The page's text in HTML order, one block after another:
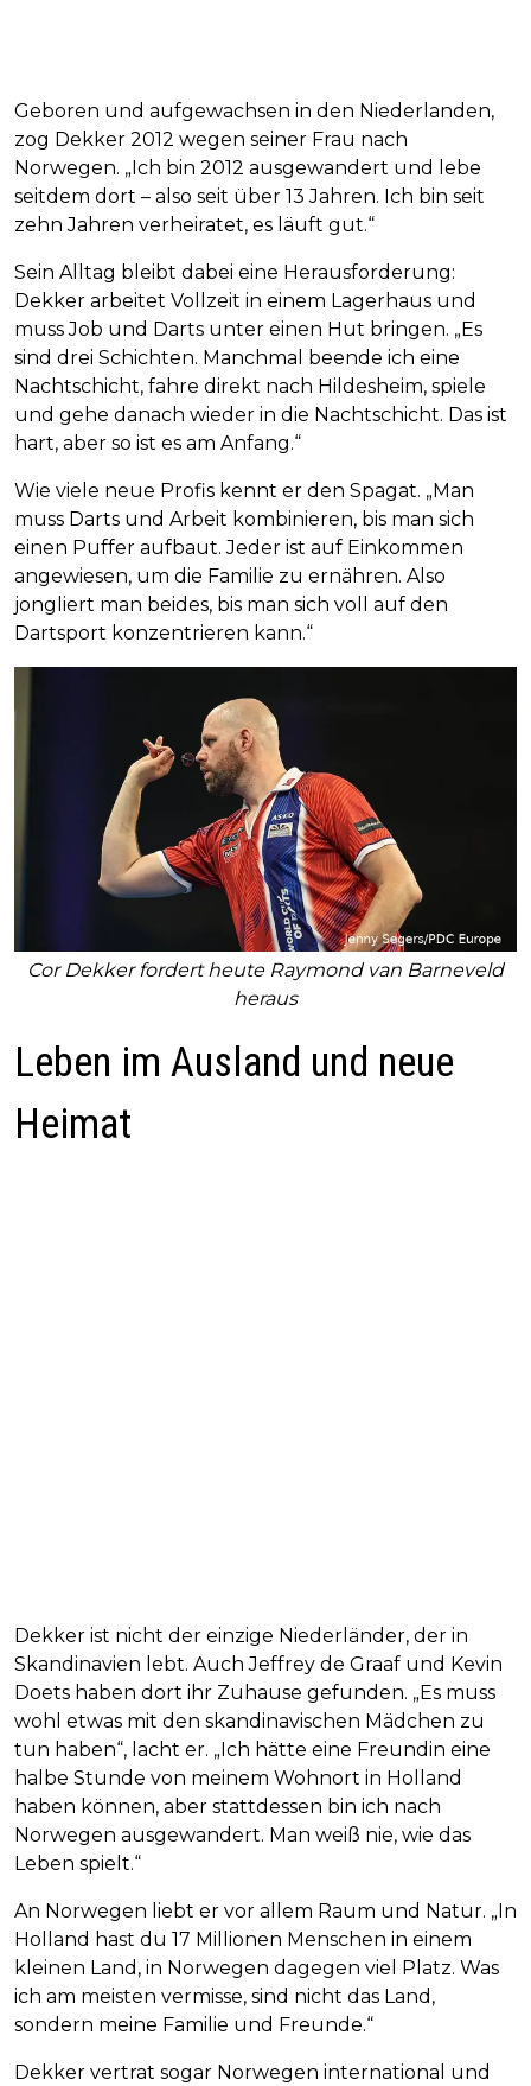
Geboren und aufgewachsen in den Niederlanden,
zog Dekker 2012 wegen seiner Frau nach
Norwegen. „Ich bin 2012 ausgewandert und lebe
seitdem dort – also seit über 13 Jahren. Ich bin seit
zehn Jahren verheiratet, es läuft gut.“
Sein Alltag bleibt dabei eine Herausforderung:
Dekker arbeitet Vollzeit in einem Lagerhaus und
muss Job und Darts unter einen Hut bringen. „Es
sind drei Schichten. Manchmal beende ich eine
Nachtschicht, fahre direkt nach Hildesheim, spiele
und gehe danach wieder in die Nachtschicht. Das ist
hart, aber so ist es am Anfang.“
Wie viele neue Profis kennt er den Spagat. „Man
muss Darts und Arbeit kombinieren, bis man sich
einen Puffer aufbaut. Jeder ist auf Einkommen
angewiesen, um die Familie zu ernähren. Also
jongliert man beides, bis man sich voll auf den
Dartsport konzentrieren kann.“
Cor Dekker fordert heute Raymond van Barneveld
heraus
Leben im Ausland und neue
Heimat
Dekker ist nicht der einzige Niederländer, der in
Skandinavien lebt. Auch Jeffrey de Graaf und Kevin
Doets haben dort ihr Zuhause gefunden. „Es muss
wohl etwas mit den skandinavischen Mädchen zu
tun haben“, lacht er. „Ich hätte eine Freundin eine
halbe Stunde von meinem Wohnort in Holland
haben können, aber stattdessen bin ich nach
Norwegen ausgewandert. Man weiß nie, wie das
Leben spielt.“
An Norwegen liebt er vor allem Raum und Natur. „In
Holland hast du 17 Millionen Menschen in einem
kleinen Land, in Norwegen dagegen viel Platz. Was
ich am meisten vermisse, sind nicht das Land,
sondern meine Familie und Freunde.“
Dekker vertrat sogar Norwegen international und